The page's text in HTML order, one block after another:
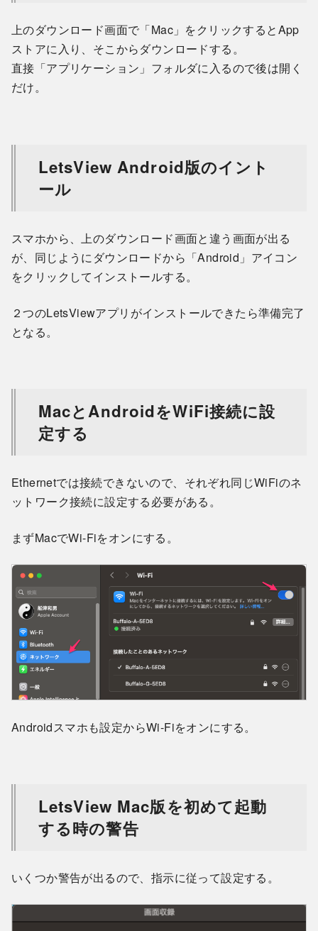
上のダウンロード画面で「Mac」をクリックするとApp
ストアに入り、そこからダウンロードする。
直接「アプリケーション」フォルダに入るので後は開く
だけ。
LetsView Android版のイント
ール
スマホから、上のダウンロード画面と違う画面が出る
が、同じようにダウンロードから「Android」アイコン
をクリックしてインストールする。
２つのLetsViewアプリがインストールできたら準備完了
となる。
MacとAndroidをWiFi接続に設
定する
Ethernetでは接続できないので、それぞれ同じWiFiのネ
ットワーク接続に設定する必要がある。
まずMacでWi-Fiをオンにする。
Androidスマホも設定からWi-Fiをオンにする。
LetsView Mac版を初めて起動
する時の警告
いくつか警告が出るので、指示に従って設定する。